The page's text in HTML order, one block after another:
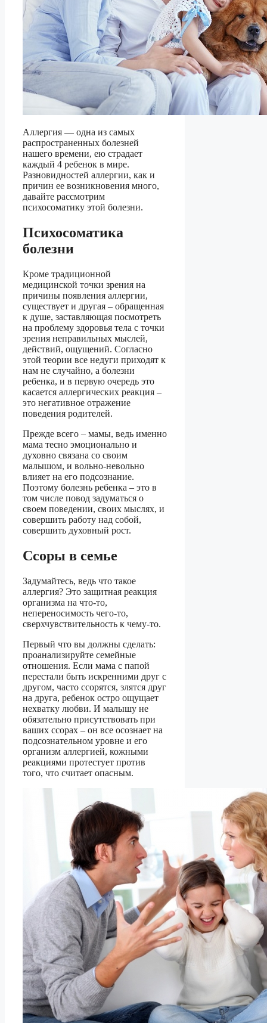
Аллергия — одна из самых
распространенных болезней
нашего времени, ею страдает
каждый 4 ребенок в мире.
Разновидностей аллергии, как и
причин ее возникновения много,
давайте рассмотрим
психосоматику этой болезни.
Психосоматика
болезни
Кроме традиционной
медицинской точки зрения на
причины появления аллергии,
существует и другая – обращенная
к душе, заставляющая посмотреть
на проблему здоровья тела с точки
зрения неправильных мыслей,
действий, ощущений. Согласно
этой теории все недуги приходят к
нам не случайно, а болезни
ребенка, и в первую очередь это
касается аллергических реакция –
это негативное отражение
поведения родителей.
Прежде всего – мамы, ведь именно
мама тесно эмоционально и
духовно связана со своим
малышом, и вольно-невольно
влияет на его подсознание.
Поэтому болезнь ребенка – это в
том числе повод задуматься о
своем поведении, своих мыслях, и
совершить работу над собой,
совершить духовный рост.
Ссоры в семье
Задумайтесь, ведь что такое
аллергия? Это защитная реакция
организма на что-то,
непереносимость чего-то,
сверхчувствительность к чему-то.
Первый что вы должны сделать:
проанализируйте семейные
отношения. Если мама с папой
перестали быть искренними друг с
другом, часто ссорятся, злятся друг
на друга, ребенок остро ощущает
нехватку любви. И малышу не
обязательно присутствовать при
ваших ссорах – он все осознает на
подсознательном уровне и его
организм аллергией, кожными
реакциями протестует против
того, что считает опасным.